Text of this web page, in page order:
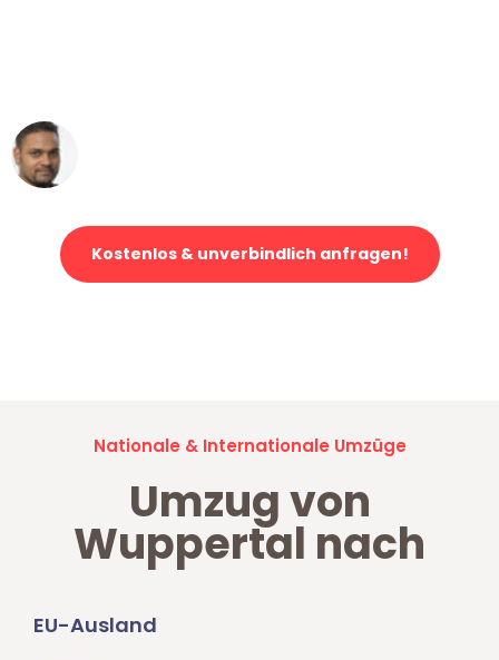
Kostenlos & unverbindlich anfragen!
Nationale & Internationale Umzüge
Umzug von
Wuppertal nach
EU-Ausland